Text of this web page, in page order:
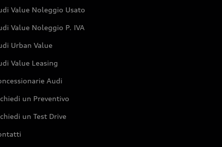
Value Noleggio Usato
Value Noleggio P. IVA
Urban Value
Value Leasing
Audi
un Preventivo
un Test Drive